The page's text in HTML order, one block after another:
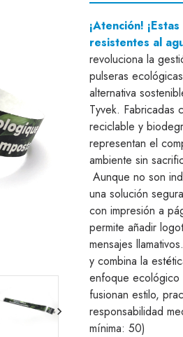
¡Atención!
resistentes al
revoluciona la
pulseras
alternativa
Tyvek. Fabricadas
reciclable y
representan el
ambiente sin
Aunque no son
una solución
con impresión a
permite añadir
mensajes
y combina la
enfoque ecológico
fusionan estilo,
responsabilidad
mínima: 50)